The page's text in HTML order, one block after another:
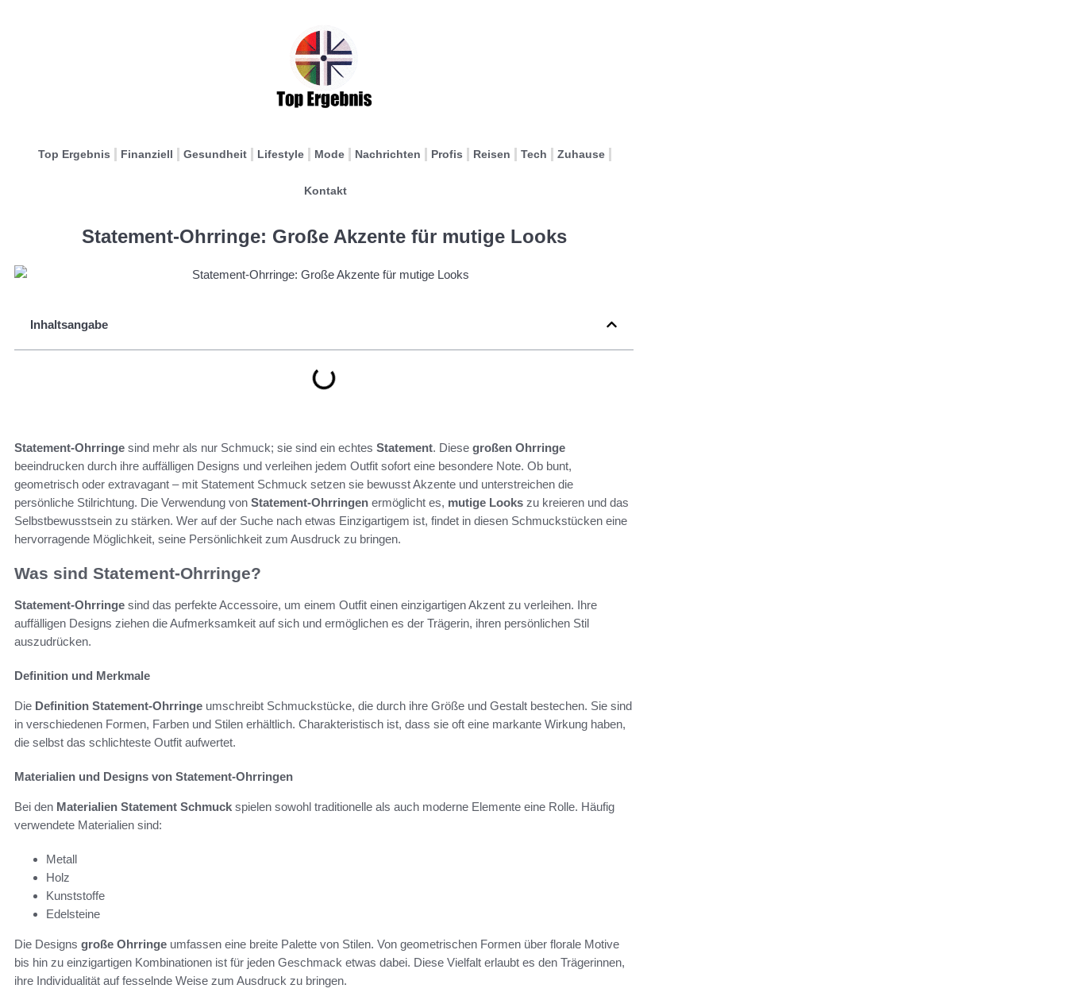
Top Ergebnis Finanziell Gesundheit Lifestyle Mode Nachrichten Profis Reisen Tech Zuhause
Kontakt
Statement-Ohrringe: Große Akzente für mutige Looks
Inhaltsangabe
Statement-Ohrringe sind mehr als nur Schmuck; sie sind ein echtes Statement. Diese großen Ohrringe
beeindrucken durch ihre auffälligen Designs und verleihen jedem Outfit sofort eine besondere Note. Ob bunt,
geometrisch oder extravagant – mit Statement Schmuck setzen sie bewusst Akzente und unterstreichen die
persönliche Stilrichtung. Die Verwendung von Statement-Ohrringen ermöglicht es, mutige Looks zu kreieren und das
Selbstbewusstsein zu stärken. Wer auf der Suche nach etwas Einzigartigem ist, findet in diesen Schmuckstücken eine
hervorragende Möglichkeit, seine Persönlichkeit zum Ausdruck zu bringen.
Was sind Statement-Ohrringe?
Statement-Ohrringe sind das perfekte Accessoire, um einem Outfit einen einzigartigen Akzent zu verleihen. Ihre
auffälligen Designs ziehen die Aufmerksamkeit auf sich und ermöglichen es der Trägerin, ihren persönlichen Stil
auszudrücken.
Definition und Merkmale
Die Definition Statement-Ohrringe umschreibt Schmuckstücke, die durch ihre Größe und Gestalt bestechen. Sie sind
in verschiedenen Formen, Farben und Stilen erhältlich. Charakteristisch ist, dass sie oft eine markante Wirkung haben,
die selbst das schlichteste Outfit aufwertet.
Materialien und Designs von Statement-Ohrringen
Bei den Materialien Statement Schmuck spielen sowohl traditionelle als auch moderne Elemente eine Rolle. Häufig
verwendete Materialien sind:
Metall
Holz
Kunststoffe
Edelsteine
Die Designs große Ohrringe umfassen eine breite Palette von Stilen. Von geometrischen Formen über florale Motive
bis hin zu einzigartigen Kombinationen ist für jeden Geschmack etwas dabei. Diese Vielfalt erlaubt es den Trägerinnen,
ihre Individualität auf fesselnde Weise zum Ausdruck zu bringen.